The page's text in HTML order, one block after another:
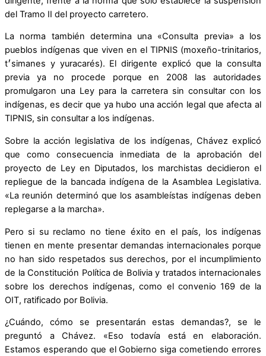
del Tramo II del proyecto carretero.
La norma también determina una «Consulta previa» a los
pueblos indígenas que viven en el TIPNIS (moxeño-trinitarios,
t׳simanes y yuracarés). El dirigente explicó que la consulta
previa ya no procede porque en 2008 las autoridades
promulgaron una Ley para la carretera sin consultar con los
indígenas, es decir que ya hubo una acción legal que afecta al
TIPNIS, sin consultar a los indígenas.
Sobre la acción legislativa de los indígenas, Chávez explicó
que como consecuencia inmediata de la aprobación del
proyecto de Ley en Diputados, los marchistas decidieron el
repliegue de la bancada indígena de la Asamblea Legislativa.
«La reunión determinó que los asambleístas indígenas deben
replegarse a la marcha».
Pero si su reclamo no tiene éxito en el país, los indígenas
tienen en mente presentar demandas internacionales porque
no han sido respetados sus derechos, por el incumplimiento
de la Constitución Política de Bolivia y tratados internacionales
sobre los derechos indígenas, como el convenio 169 de la
OIT, ratificado por Bolivia.
¿Cuándo, cómo se presentarán estas demandas?, se le
preguntó a Chávez. «Eso todavía está en elaboración.
Estamos esperando que el Gobierno siga cometiendo errores